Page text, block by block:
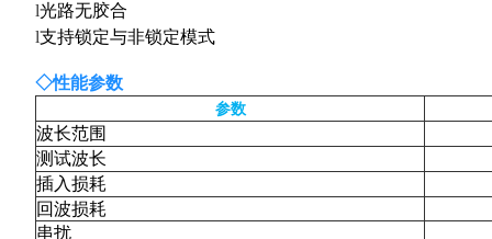
l光路无胶合
l支持锁定与非锁定模式
◇性能参数
参数
波长范围
测试波长
插入损耗
回波损耗
串扰